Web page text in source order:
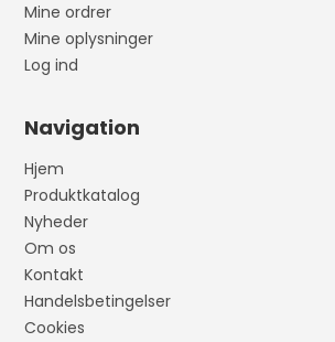
Mine ordrer
Mine oplysninger
Log ind
Navigation
Hjem
Produktkatalog
Nyheder
Om os
Kontakt
Handelsbetingelser
Cookies